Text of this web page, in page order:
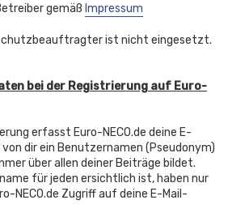
gemäß Impressum
ist nicht eingesetzt.
bei der Registrierung auf Euro-
erfasst Euro-NECO.de deine E-
dir ein Benutzernamen (Pseudonym)
über allen deiner Beiträge bildet.
für jeden ersichtlich ist, haben nur
NECO.de Zugriff auf deine E-Mail-